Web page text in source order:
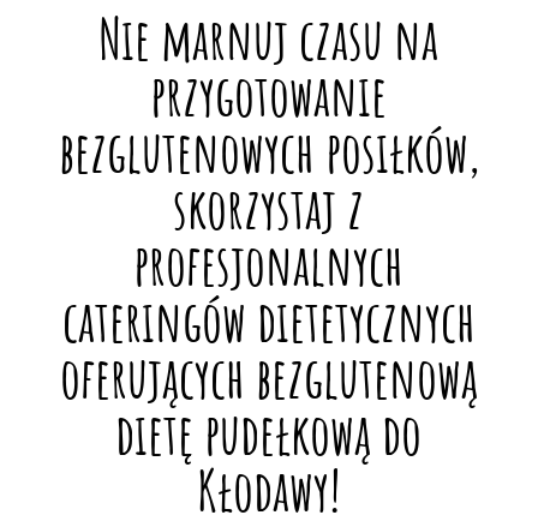
Nie marnuj czasu na
przygotowanie
bezglutenowych posiłków,
skorzystaj z
profesjonalnych
cateringów dietetycznych
oferujących bezglutenową
dietę pudełkową do
Kłodawy!